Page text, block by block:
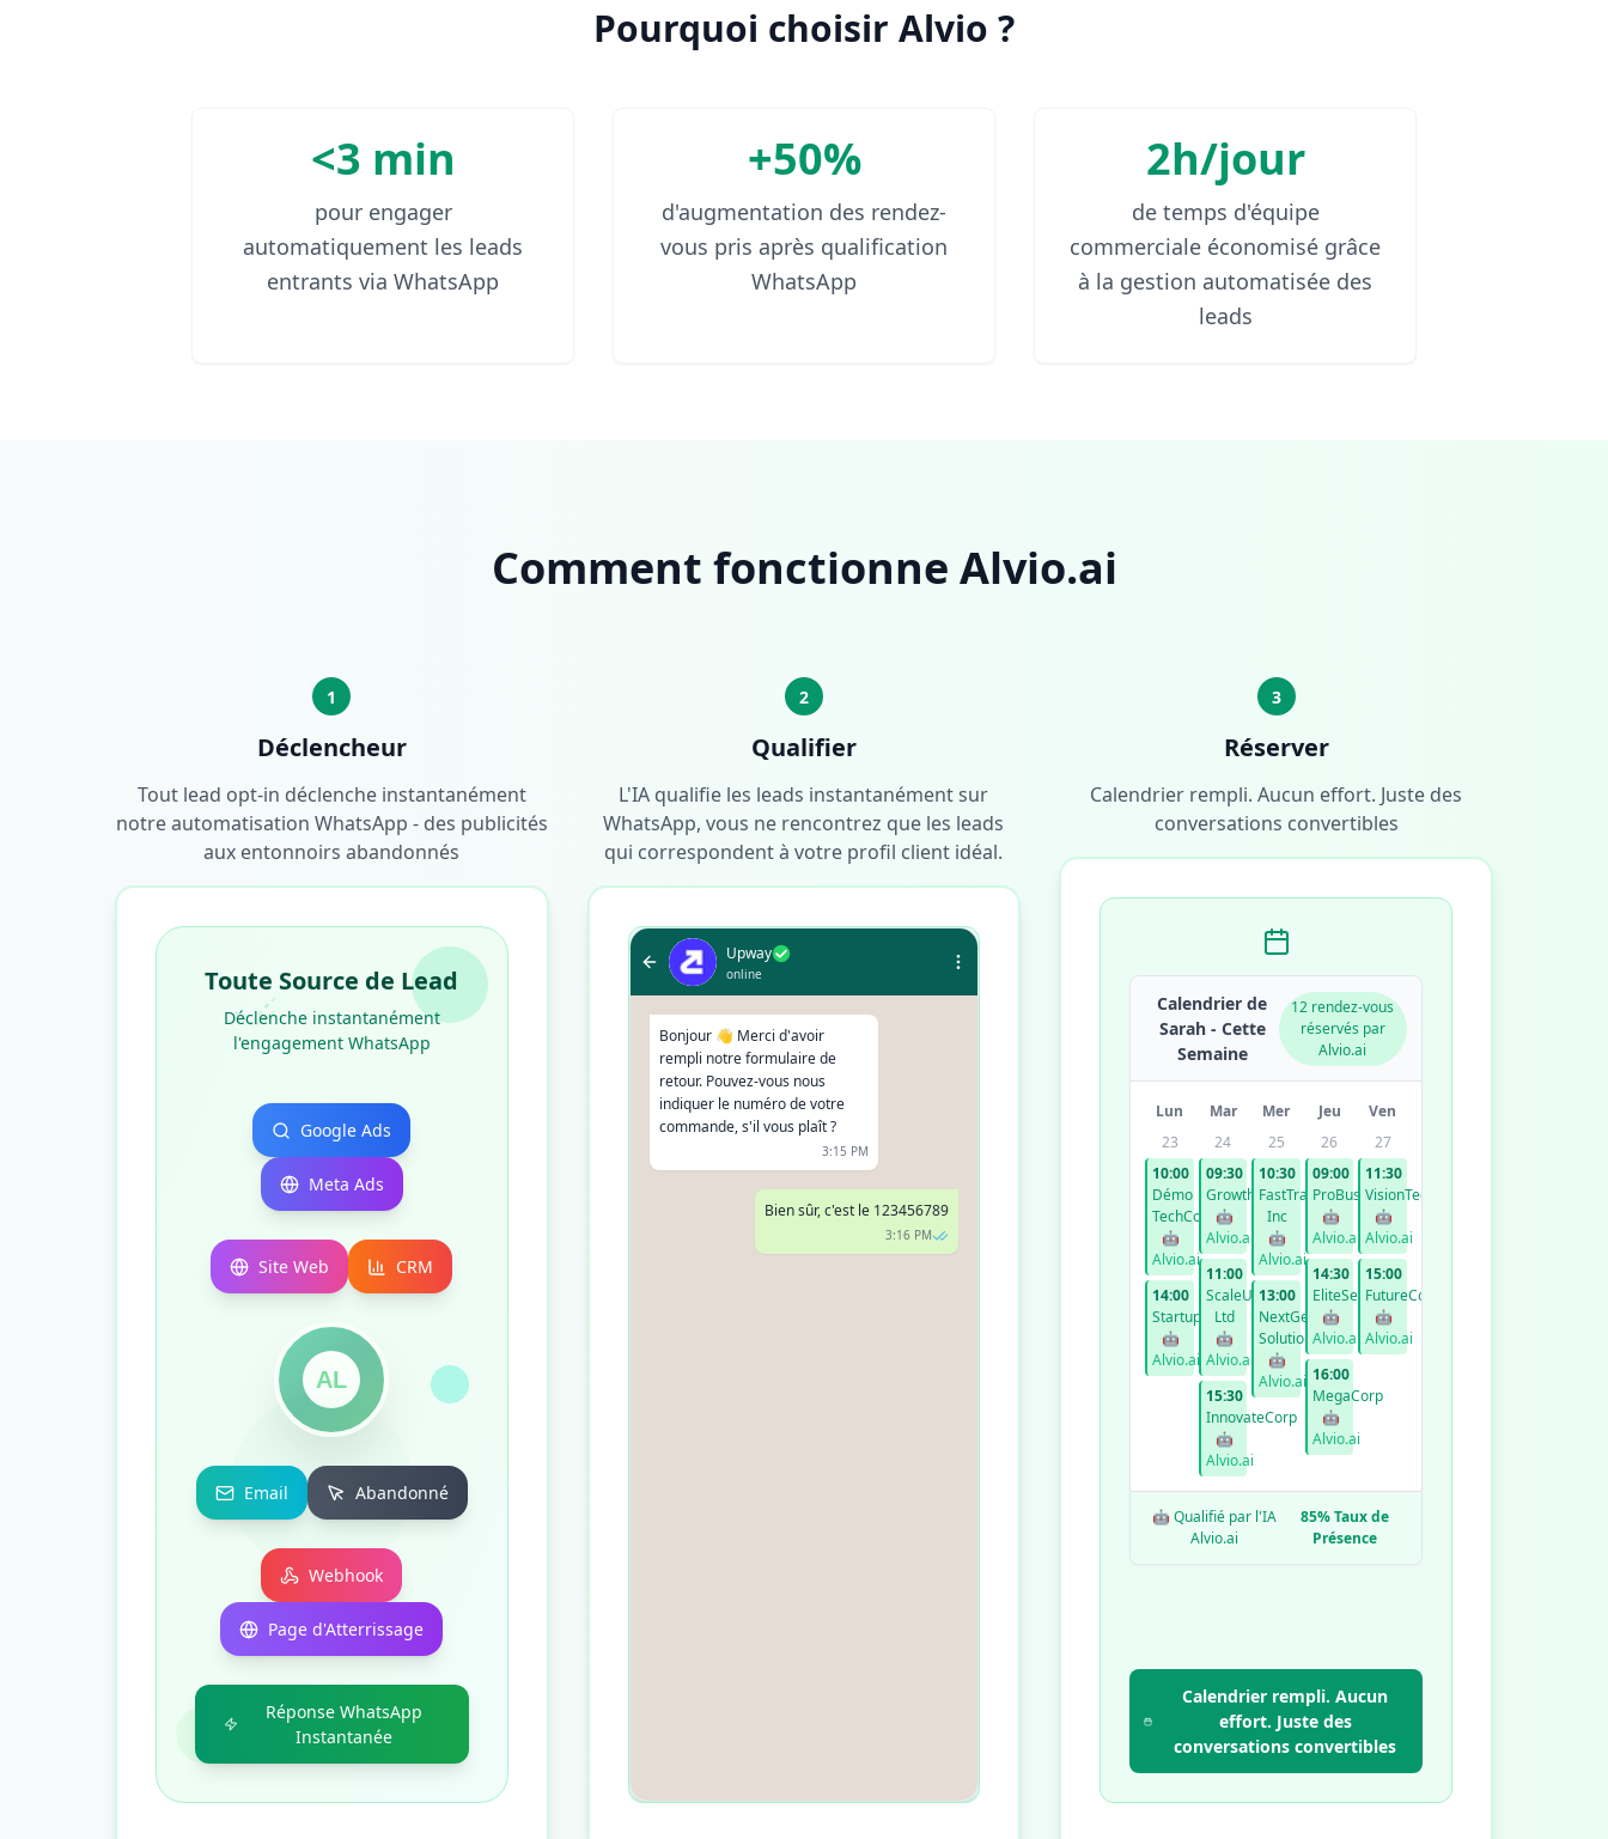
Pourquoi choisir Alvio ?
<3 min
pour engager
automatiquement les leads
entrants via WhatsApp
+50%
d'augmentation des rendez-
vous pris après qualification
WhatsApp
2h/jour
de temps d'équipe
commerciale économisé grâce
à la gestion automatisée des
leads
Comment fonctionne Alvio.ai
1
Déclencheur
Tout lead opt-in déclenche instantanément
notre automatisation WhatsApp - des publicités
aux entonnoirs abandonnés
Toute Source de Lead
Déclenche instantanément
l'engagement WhatsApp
Google Ads
Meta Ads
Site Web CRM
AL
Email Abandonné
Webhook
Page d'Atterrissage
Réponse WhatsApp
Instantanée
2
Qualifier
L'IA qualifie les leads instantanément sur
WhatsApp, vous ne rencontrez que les leads
qui correspondent à votre profil client idéal.
Upway
online
Bonjour 👋 Merci d'avoir
rempli notre formulaire de
retour. Pouvez-vous nous
indiquer le numéro de votre
commande, s'il vous plaît ?
3:15 PM
Bien sûr, c'est le 123456789
3:16 PM
3
Réserver
Calendrier rempli. Aucun effort. Juste des
conversations convertibles
Calendrier de
Sarah - Cette
Semaine
12 rendez-vous
réservés par
Alvio.ai
Lun Mar Mer Jeu
Ven
23
10:00
Démo
TechCorp
🤖
Alvio.ai
14:00
StartupXYZ
🤖
Alvio.ai
24
09:30
GrowthCo
🤖
Alvio.ai
11:00
ScaleUp
Ltd
🤖
Alvio.ai
15:30
InnovateCorp
🤖
Alvio.ai
25
10:30
FastTrack
Inc
🤖
Alvio.ai
13:00
NextGen
Solutions
🤖
Alvio.ai
26
09:00
ProBusiness
🤖
Alvio.ai
14:30
EliteServices
🤖
Alvio.ai
16:00
MegaCorp
🤖
Alvio.ai
27
11:30
VisionTech
🤖
Alvio.ai
15:00
FutureCorp
🤖
Alvio.ai
🤖 Qualifié par l'IA
Alvio.ai
85% Taux de
Présence
Calendrier rempli. Aucun
effort. Juste des
conversations convertibles